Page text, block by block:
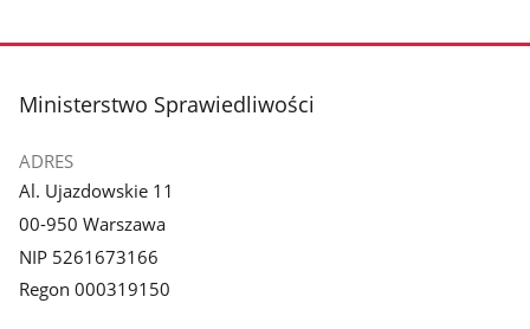
stopka
Ministerstwo Sprawiedliwości
ADRES
Al. Ujazdowskie 11
00-950 Warszawa
NIP 5261673166
Regon 000319150